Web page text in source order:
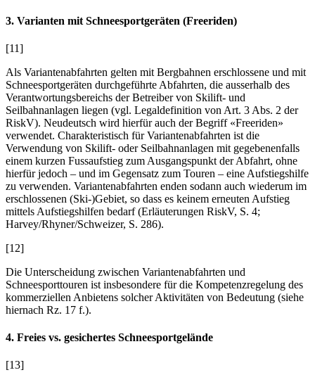
3. Varianten mit Schneesportgeräten (Freeriden)
[11]
Als Variantenabfahrten gelten mit Bergbahnen erschlossene und mit
Schneesportgeräten durchgeführte Abfahrten, die ausserhalb des
Verantwortungsbereichs der Betreiber von Skilift- und
Seilbahnanlagen liegen (vgl. Legaldefinition von Art. 3 Abs. 2 der
RiskV). Neudeutsch wird hierfür auch der Begriff «Freeriden»
verwendet. Charakteristisch für Variantenabfahrten ist die
Verwendung von Skilift- oder Seilbahnanlagen mit gegebenenfalls
einem kurzen Fussaufstieg zum Ausgangspunkt der Abfahrt, ohne
hierfür jedoch – und im Gegensatz zum Touren – eine Aufstiegshilfe
zu verwenden. Variantenabfahrten enden sodann auch wiederum im
erschlossenen (Ski-)Gebiet, so dass es keinem erneuten Aufstieg
mittels Aufstiegshilfen bedarf (Erläuterungen RiskV, S. 4;
Harvey/Rhyner/Schweizer, S. 286).
[12]
Die Unterscheidung zwischen Variantenabfahrten und
Schneesporttouren ist insbesondere für die Kompetenzregelung des
kommerziellen Anbietens solcher Aktivitäten von Bedeutung (siehe
hiernach Rz. 17 f.).
4. Freies vs. gesichertes Schneesportgelände
[13]